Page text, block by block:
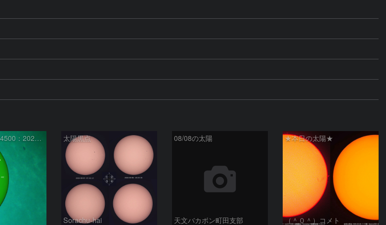
活動領域 4498,4500：2026/08/08 太陽黒点
Sorachu-hai
08/08の太陽
天文バカボン町田支部
★本日の太陽★
（＾０＾）コメト